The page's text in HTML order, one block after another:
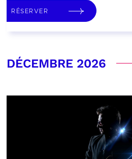
RÉSERVER
DÉCEMBRE 2026